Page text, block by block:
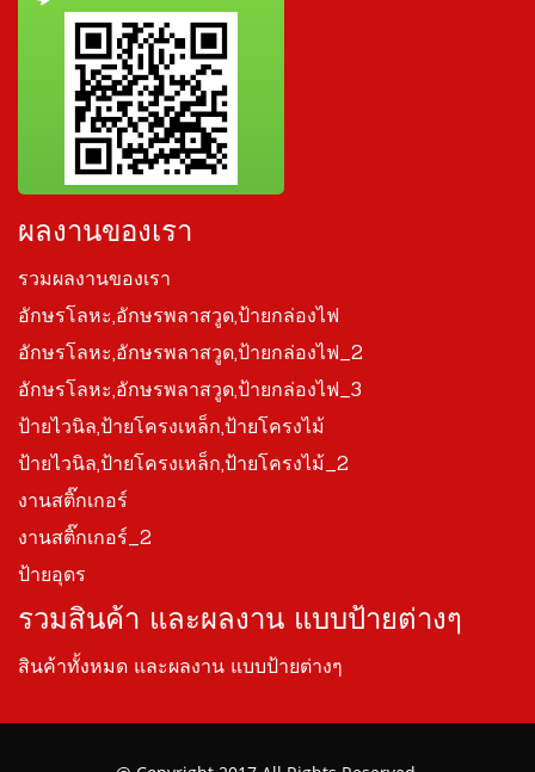
ผลงานของเรา
รวมผลงานของเรา
อักษรโลหะ,อักษรพลาสวูด,ป้ายกล่องไฟ
อักษรโลหะ,อักษรพลาสวูด,ป้ายกล่องไฟ_2
อักษรโลหะ,อักษรพลาสวูด,ป้ายกล่องไฟ_3
ป้ายไวนิล,ป้ายโครงเหล็ก,ป้ายโครงไม้
ป้ายไวนิล,ป้ายโครงเหล็ก,ป้ายโครงไม้_2
งานสติ๊กเกอร์
งานสติ๊กเกอร์_2
ป้ายอุดร
รวมสินค้า และผลงาน แบบป้ายต่างๆ
สินค้าทั้งหมด และผลงาน แบบป้ายต่างๆ